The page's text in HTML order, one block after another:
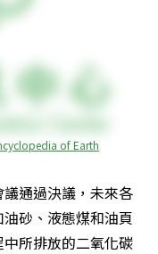
of Earth
通過決議，未來各
砂、液態煤和油頁
所排放的二氧化碳